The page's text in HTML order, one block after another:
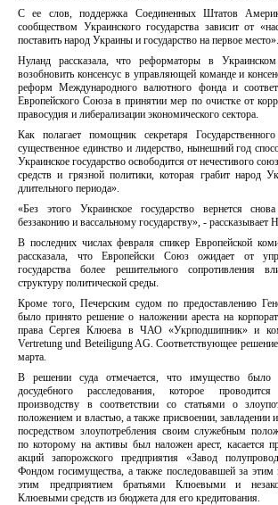
С ее слов, поддержка Соединенных Штатов
сообществом Украинского государства зависит от
поставить народ Украины и государство на первое место».
Нуланд рассказала, что реформаторы в Украинском
возобновить консенсус в управляющей команде и
реформ Международного валютного фонда и
Европейского Союза в принятии мер по очистке от
правосудия и либерализации экономического сектора.
Как полагает помощник секретаря
существенное единство и лидерство, нынешний год
Украинское государство освободится от нечестивого
средств и грязной политики, которая грабит народ
длительного периода».
«Без этого Украинское государство вернется
беззаконию и вассальному государству», - рассказывает
В последних числах февраля спикер Европейской
рассказала, что Европейски Союз ожидает от
государства более решительного сопротивления
структуру политической среды.
Кроме того, Печерским судом по предоставлению
было принято решение о наложении ареста на
права Сергея Клюева в ЧАО «Укрподшипник» и
Vertretung und Beteiligung AG. Соответствующее
марта.
В решении суда отмечается, что имущество было
досудебного расследования, которое
производству в соответствии со статьями о
положением и властью, а также присвоении, завладении
посредством злоупотребления своим служебным
по которому на активы был наложен арест, касается
акций запорожского предприятия «Завод
Фондом госимущества, а также последовавшей за этим
этим предприятием братьями Клюевыми и
Клюевыми средств из бюджета для его кредитования.